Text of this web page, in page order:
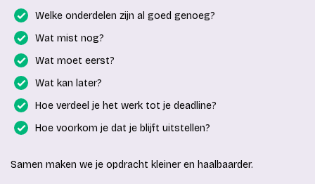
Welke onderdelen zijn al goed genoeg?
Wat mist nog?
Wat moet eerst?
Wat kan later?
Hoe verdeel je het werk tot je deadline?
Hoe voorkom je dat je blijft uitstellen?
Samen maken we je opdracht kleiner en haalbaarder.